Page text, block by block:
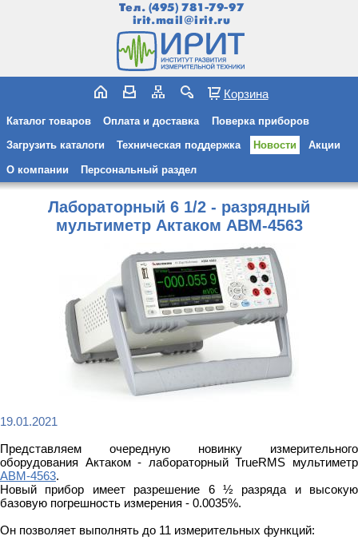
Тел. (495) 781-79-97
irit.mail@irit.ru
Корзина
Каталог товаров Оплата и доставка Поверка приборов
Загрузить каталоги Техническая поддержка Новости Акции
О компании Персональный раздел
Лабораторный 6 1/2 - разрядный
мультиметр Актаком АВМ-4563
19.01.2021
Представляем очередную новинку измерительного
оборудования Актаком - лабораторный TrueRMS мультиметр
АВМ-4563.
Новый прибор имеет разрешение 6 ½ разряда и высокую
базовую погрешность измерения - 0.0035%.
Он позволяет выполнять до 11 измерительных функций: